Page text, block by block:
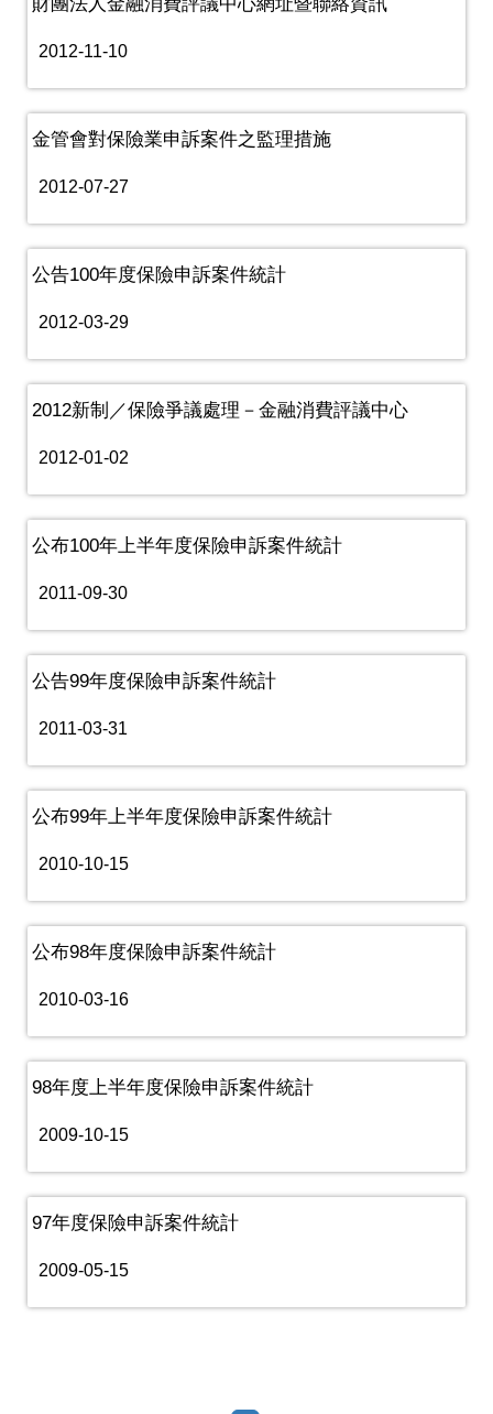
2012-11-10
金管會對保險業申訴案件之監理措施
2012-07-27
公告100年度保險申訴案件統計
2012-03-29
2012新制／保險爭議處理－金融消費評議中心
2012-01-02
公布100年上半年度保險申訴案件統計
2011-09-30
公告99年度保險申訴案件統計
2011-03-31
公布99年上半年度保險申訴案件統計
2010-10-15
公布98年度保險申訴案件統計
2010-03-16
98年度上半年度保險申訴案件統計
2009-10-15
97年度保險申訴案件統計
2009-05-15